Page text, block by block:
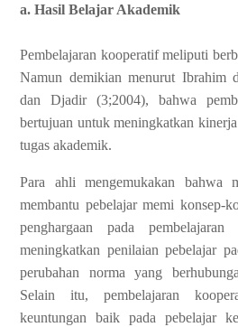
a. Hasil Belajar Akademik
Pembelajaran kooperatif meliputi
Namun demikian menurut Ibrahim
dan Djadir (3;2004), bahwa
bertujuan untuk meningkatkan
tugas akademik.
Para ahli mengemukakan bahwa
membantu pebelajar memi
penghargaan pada
meningkatkan penilaian pebelajar
perubahan norma yang
Selain itu, pembelajaran
keuntungan baik pada pebelajar